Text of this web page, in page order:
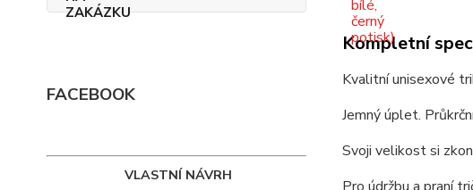
FACEBOOK
VLASTNÍ NÁVRH
Kompletní
Kvalitní unisexové
Jemný úplet.
Svoji velikost si